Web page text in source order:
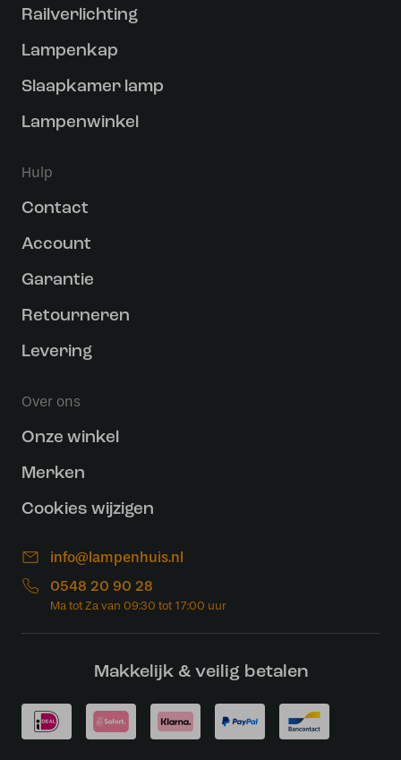
Railverlichting
Lampenkap
Slaapkamer lamp
Lampenwinkel
Hulp
Contact
Account
Garantie
Retourneren
Levering
Over ons
Onze winkel
Merken
Cookies wijzigen
info@lampenhuis.nl
0548 20 90 28
Makkelijk & veilig betalen